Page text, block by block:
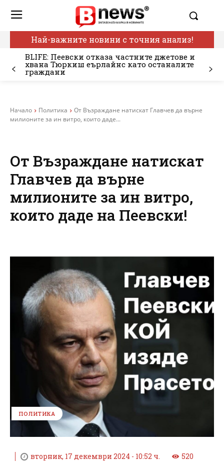
Най-важните новини с точния анализ!
BLIFE: Пеевски отказа частните джетове и
хвана Тюркиш еърлайнс като останалите
граждани
Начало Политика
От Възраждане натискат Главчев да върне
милионите за ин витро, които даде...
От Възраждане натискат
Главчев да върне
милионите за ин витро,
които даде на Пеевски!
ПОЛИТИКА
вторник, 17 декември 2024 - 10:52 ч. 520